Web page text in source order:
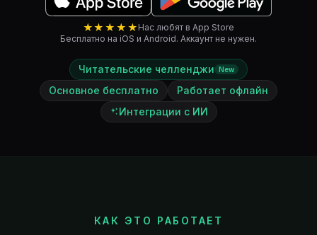
★★★★★ Нас любят в App Store
Бесплатно на iOS и Android. Аккаунт не нужен.
Читательские челленджи New
Основное бесплатно
Работает офлайн
Интеграции с ИИ
КАК ЭТО РАБОТАЕТ